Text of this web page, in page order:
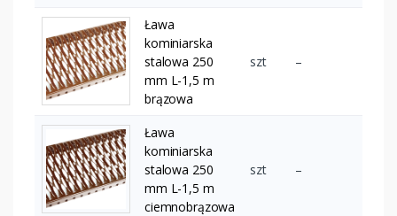
Ława
kominiarska
stalowa 250
mm L-1,5 m
brązowa
szt –
Ława
kominiarska
stalowa 250
mm L-1,5 m
ciemnobrązowa
szt –